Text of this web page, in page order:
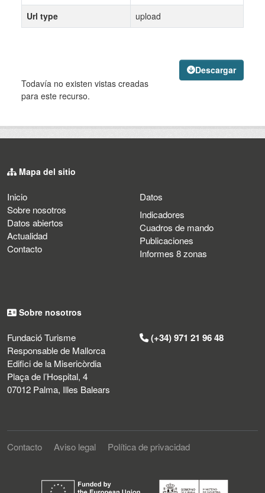
Descargar
Todavía no existen vistas creadas
para este recurso.
Url type
upload
Mapa del sitio
Inicio
Sobre nosotros
Datos abiertos
Actualidad
Contacto
Datos
Indicadores
Cuadros de mando
Publicaciones
Informes 8 zonas
Sobre nosotros
Fundació Turisme
Responsable de Mallorca
Edifici de la Misericòrdia
Plaça de l’Hospital, 4
07012 Palma, Illes Balears
(+34) 971 21 96 48
Contacto Aviso legal Política de privacidad